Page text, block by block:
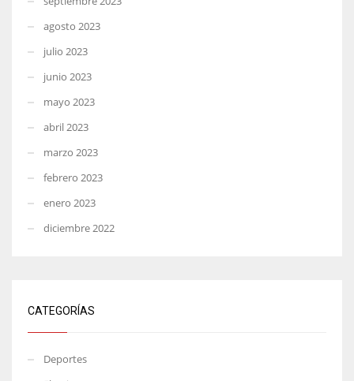
agosto 2023
julio 2023
junio 2023
mayo 2023
abril 2023
marzo 2023
febrero 2023
enero 2023
diciembre 2022
CATEGORÍAS
Deportes